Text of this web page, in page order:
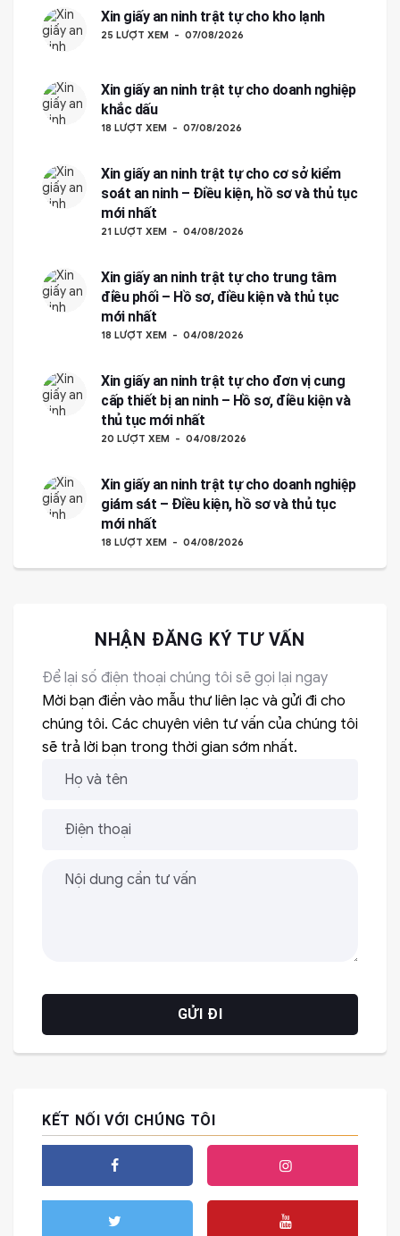
Xin giấy an ninh trật tự cho kho lạnh
25 LƯỢT XEM 07/08/2026
Xin giấy an ninh trật tự cho doanh nghiệp
khắc dấu
18 LƯỢT XEM 07/08/2026
Xin giấy an ninh trật tự cho cơ sở kiểm
soát an ninh – Điều kiện, hồ sơ và thủ tục
mới nhất
21 LƯỢT XEM 04/08/2026
Xin giấy an ninh trật tự cho trung tâm
điều phối – Hồ sơ, điều kiện và thủ tục
mới nhất
18 LƯỢT XEM 04/08/2026
Xin giấy an ninh trật tự cho đơn vị cung
cấp thiết bị an ninh – Hồ sơ, điều kiện và
thủ tục mới nhất
20 LƯỢT XEM 04/08/2026
Xin giấy an ninh trật tự cho doanh nghiệp
giám sát – Điều kiện, hồ sơ và thủ tục
mới nhất
18 LƯỢT XEM 04/08/2026
NHẬN ĐĂNG KÝ TƯ VẤN
Để lại số điện thoại chúng tôi sẽ gọi lại ngay
Mời bạn điền vào mẫu thư liên lạc và gửi đi cho
chúng tôi. Các chuyên viên tư vấn của chúng tôi
sẽ trả lời bạn trong thời gian sớm nhất.
KẾT NỐI VỚI CHÚNG TÔI